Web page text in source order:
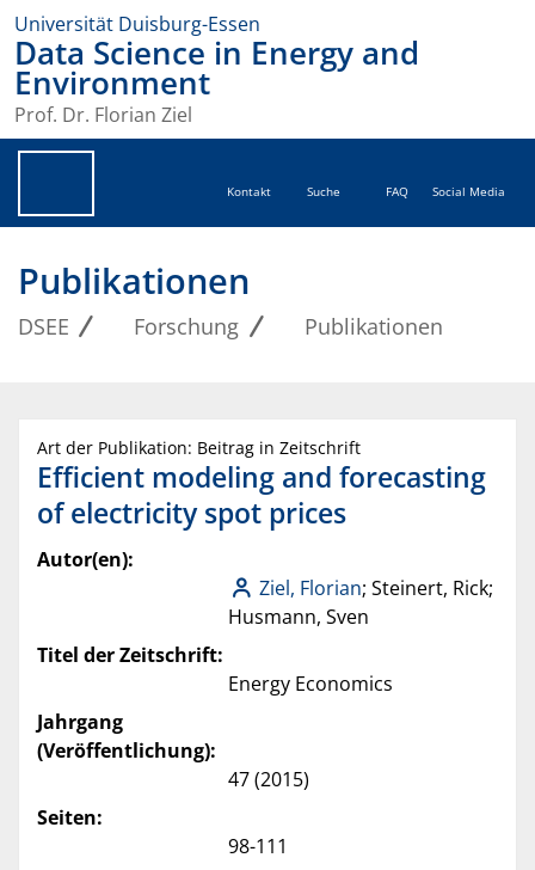
Universität Duisburg-Essen
Data Science in Energy and
Environment
Prof. Dr. Florian Ziel
Kontakt Suche FAQ Social Media
Publikationen
DSEE Forschung Publikationen
Art der Publikation: Beitrag in Zeitschrift
Efficient modeling and forecasting
of electricity spot prices
Autor(en):
Ziel, Florian; Steinert, Rick;
Husmann, Sven
Titel der Zeitschrift:
Energy Economics
Jahrgang
(Veröffentlichung):
47 (2015)
Seiten:
98-111